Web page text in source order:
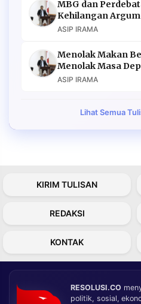
MBG dan
Kehilangan
ASIP IRAMA
Menolak Makan
Menolak Masa
ASIP IRAMA
Lihat Semua
KIRIM TULISAN
REDAKSI
KONTAK
RESOLUSI.CO
politik, sosial,